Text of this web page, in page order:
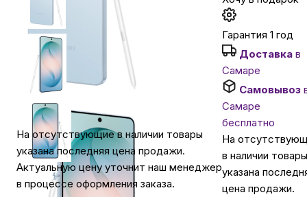
На отсутствующие в наличии товары
указана последняя цена продажи.
Актуальную цену уточнит наш менеджер
в процессе оформления заказа.
Гарантия 1 год
Доставка в
Самаре
Самовывоз
Самаре
бесплатно
На
в наличии товары
указана
цена продажи.